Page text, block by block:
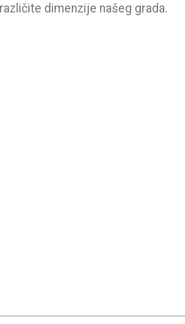
dimenzije našeg grada.